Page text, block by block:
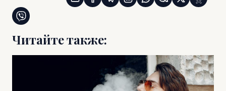
Читайте также: